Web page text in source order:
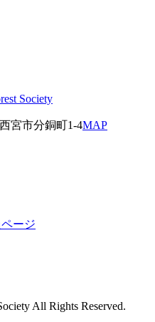
宮市分銅町1-4MAP
ージ
All Rights Reserved.